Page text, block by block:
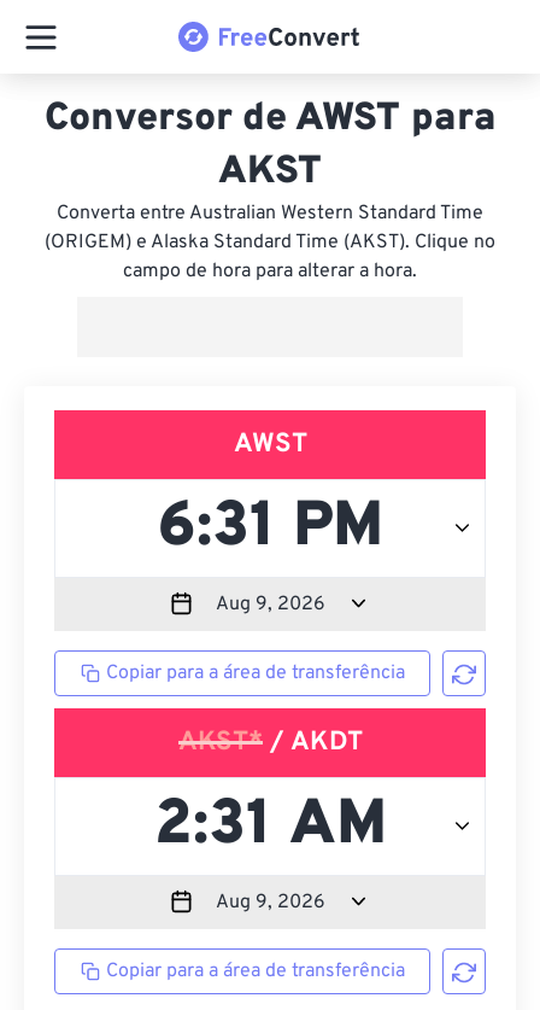
Conversor de AWST para
AKST
Converta entre Australian Western Standard Time
(ORIGEM) e Alaska Standard Time (AKST). Clique no
campo de hora para alterar a hora.
AWST
Copiar para a área de transferência
AKST*/ AKDT
Copiar para a área de transferência